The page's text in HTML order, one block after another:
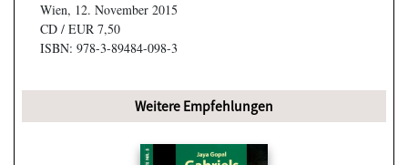
Wien, 12. November 2015
CD / EUR 7,50
ISBN: 978-3-89484-098-3
Weitere Empfehlungen